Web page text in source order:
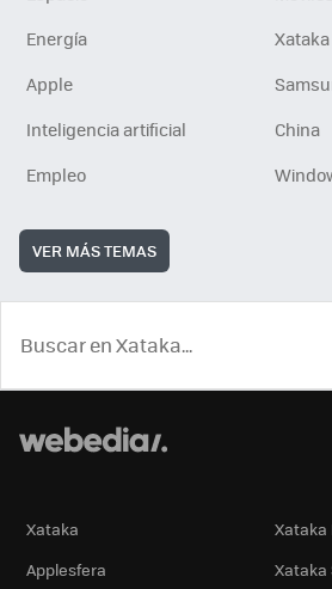
Energía
Apple
Inteligencia artificial
China
Empleo
VER MÁS TEMAS
Xataka
Xataka
Applesfera
Xataka